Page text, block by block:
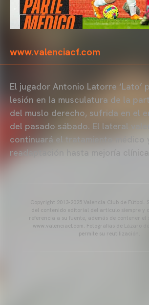
www.valenciacf.com
El jugador Antonio Latorre ‘Lato’
lesión en la musculatura de la
del muslo derecho, sufrida en el
del pasado sábado. El lateral
continuará el tratamiento médico y
readaptación hasta mejoría clínica.
Copyright 2013-2025 Valencia Club de Fútbol.
del contenido editorial del artículo siempre y
referencia a su fuente, además de contener el
www.valenciacf.com. Fotografías de Lázaro de
permite su reutilización.